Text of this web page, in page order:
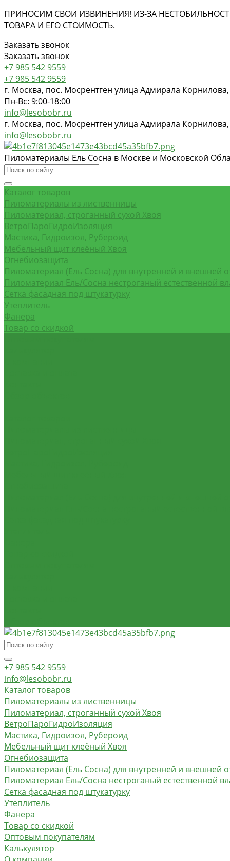
ПРИНОСИМ СВОИ ИЗВИНЕНИЯ! ИЗ-ЗА
ТОВАРА И ЕГО СТОИМОСТЬ.
Заказать звонок
Заказать звонок
+7 985 542 9559
+7 985 542 9559
г. Москва, пос. Мосрентген улица Адмирала
Пн-Вс: 9:00-18:00
info@lesobobr.ru
г. Москва, пос. Мосрентген улица Адмирала
info@lesobobr.ru
Пиломатериалы Ель Сосна в Москве и Московской
Каталог товаров
Пиломатериалы из лиственницы
Пиломатериал, строганный сухой Хвоя
ВетроПароГидроИзоляция
Мастика, Гидроизол, Рубероид
Мебельный щит клеёный Хвоя
Огнебиозащита
Пиломатериал (Ель Сосна) для внутренней и внешней
Пиломатериал Ель/Сосна нестроганый естественной
Сетка фасадная под штукатурку
Утеплитель
Фанера
Товар со скидкой
+7 985 542 9559
info@lesobobr.ru
Каталог товаров
Пиломатериалы из лиственницы
Пиломатериал, строганный сухой Хвоя
ВетроПароГидроИзоляция
Мастика, Гидроизол, Рубероид
Мебельный щит клеёный Хвоя
Огнебиозащита
Пиломатериал (Ель Сосна) для внутренней и внешней
Пиломатериал Ель/Сосна нестроганый естественной
Сетка фасадная под штукатурку
Утеплитель
Фанера
Товар со скидкой
Оптовым покупателям
Калькулятор